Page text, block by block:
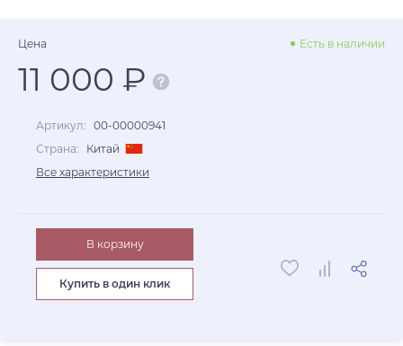
Цена Есть в наличии
11 000 ₽
Артикул: 00-00000941
Страна:
Китай
Все характеристики
В корзину
Купить в один клик